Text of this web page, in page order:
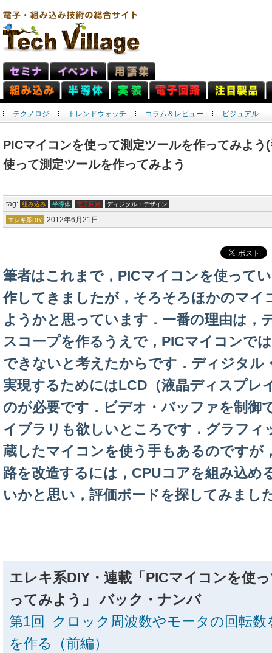
テクノロジ トレンドウォッチ コラム＆レビュー ビジュアル
PICマイコンを使って測定ツールを作ってみよ
使って測定ツールを作ってみよう
tag: 組み込み 半導体 電子回路 ディジタル・デザイン
エレキ系DIY 2012年6月21日
筆者はこれまで，PICマイコンを使って
作してきましたが，そろそろほかのマイ
ようかと思っています．一番の理由は，
スコープを作るうえで，PICマイコンで
できないと考えたからです．ディジタル
実現するためにはLCD（液晶ディスプレ
のが必要です．ビデオ・バッファを制御
イブラリも欲しいところです．グラフィ
蔵したマイコンを使う手もあるのですが
路を改造するには，CPUコアを組み込め
いかと思い，評価ボードを探してみまし
エレキ系DIY・連載「PICマイコンを使
ってみよう」 バック・ナンバ
第1回 クロック周波数やモータの回転
を作る（前編）